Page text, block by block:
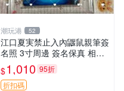
潮玩港 52
江口夏実禁止入內鼴鼠親筆簽
名照 3寸周邊 簽名保真 相框
包裝 禁止入內 麵簽 周邊 親
筆簽名 時尚周邊 原裝卡磚
$1,010 95折
折扣碼